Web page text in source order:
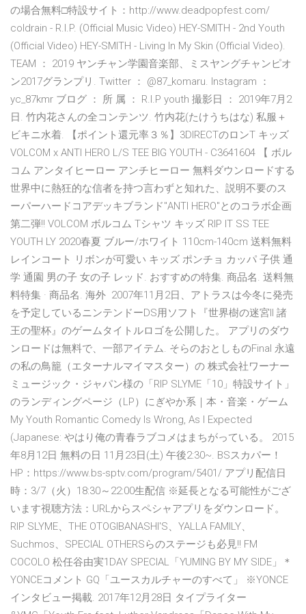
の場合無料□特設サイト：http://www.deadpopfest.com/
coldrain - R.I.P. (Official Music Video) HEY-SMITH - 2nd Youth
(Official Video) HEY-SMITH - Living In My Skin (Official Video).
TEAM ： 2019 ヤンチャン学園音楽部、ミスヤングチャンピオ
ン2017グランプリ. Twitter ： @87_komaru. Instagram ：
yc_87kmr ブログ ： 所 属 ： R.I.P youth 撮影日 ： 2019年7月2
日. 竹内花さんの全コンテンツ. 竹内花(たけうちはな) 私服＋
ビキニ水着. 【ポイント還元率３％】3DIRECTのロンT キッズ
VOLCOM x ANTI HERO L/S TEE BIG YOUTH - C3641604 【 ボル
コム アンタイヒーロー アンチヒーロー 無料ダウンロードする
世界中に熱狂的な信者を持つ言わずと知れた、説明不要のス
ーパーハードコアデッキブランド"ANTI HERO"とのコラボ企画
第二弾!! VOLCOM ボルコム Tシャツ キッズ RIP IT SS TEE
YOUTH LY 2020春夏 ブルー/ホワイト 110cm-140cm 送料無料
レインコート リボンが可愛い キッズ ポンチョ カッパ 子供 通
学 通園 男の子 女の子 レッド. おすすめの特集. 商品名. 送料無
料特集 · 商品名. 海外 2007年11月2日、アトラスは今冬に発売
を予定しているニンテンドーDS用ソフト『世界樹の迷宮II 諸
王の聖杯』のゲームタイトルロゴを公開した。 アプリのダウ
ンロードは無料で、一部アイテム. そらのおとしものFinal 永遠
の私の鳥籠（エターナルマイマスター）の 株式会社ワーナー
ミュージック・ジャパン様の「RIP SLYME「10」特設サイト」
のランディングページ（LP）にぎやか系｜本・音楽・ゲーム
My Youth Romantic Comedy Is Wrong, As I Expected
(Japanese: やはり俺の青春ラブコメはまちがっている。 2015
年8月12日 無料の日 11月23日(土) 午後2:30~. BSスカパー！
HP：https://www.bs-sptv.com/program/5401/ アプリ配信日
時：3/7（火）18:30～22:00生配信 ※延長となる可能性がござ
います視聴方法：URLからスペシャアプリをダウンロード。
RIP SLYME、THE OTOGIBANASHI'S、YALLA FAMILY、
Suchmos、SPECIAL OTHERSらのステージも必見!! FM
COCOLO 松任谷由実1DAY SPECIAL「YUMING BY MY SIDE」＊
YONCEコメント GQ「ユースカルチャーのすべて」 ※YONCE
インタビュー掲載. 2017年12月28日 タイプライター